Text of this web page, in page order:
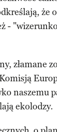
że
-
złamane
naszemu
ekolodzy.